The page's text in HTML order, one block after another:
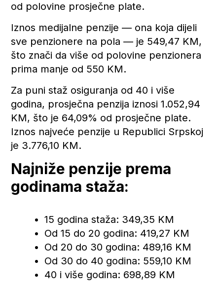
od polovine prosječne plate.
Iznos medijalne penzije — ona koja dijeli
sve penzionere na pola — je 549,47 KM,
što znači da više od polovine penzionera
prima manje od 550 KM.
Za puni staž osiguranja od 40 i više
godina, prosječna penzija iznosi 1.052,94
KM, što je 64,09% od prosječne plate.
Iznos najveće penzije u Republici Srpskoj
je 3.776,10 KM.
Najniže penzije prema
godinama staža:
15 godina staža: 349,35 KM
Od 15 do 20 godina: 419,27 KM
Od 20 do 30 godina: 489,16 KM
Od 30 do 40 godina: 559,10 KM
40 i više godina: 698,89 KM